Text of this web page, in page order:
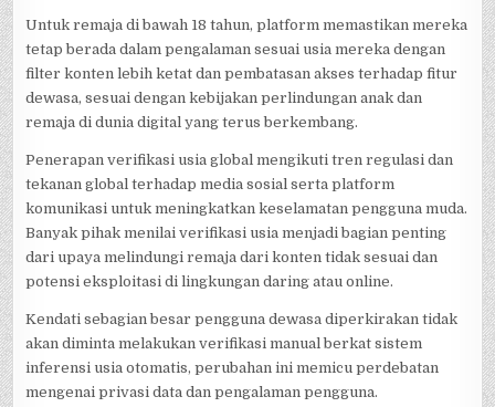
Untuk remaja di bawah 18 tahun, platform memastikan mereka
tetap berada dalam pengalaman sesuai usia mereka dengan
filter konten lebih ketat dan pembatasan akses terhadap fitur
dewasa, sesuai dengan kebijakan perlindungan anak dan
remaja di dunia digital yang terus berkembang.
Penerapan verifikasi usia global mengikuti tren regulasi dan
tekanan global terhadap media sosial serta platform
komunikasi untuk meningkatkan keselamatan pengguna muda.
Banyak pihak menilai verifikasi usia menjadi bagian penting
dari upaya melindungi remaja dari konten tidak sesuai dan
potensi eksploitasi di lingkungan daring atau online.
Kendati sebagian besar pengguna dewasa diperkirakan tidak
akan diminta melakukan verifikasi manual berkat sistem
inferensi usia otomatis, perubahan ini memicu perdebatan
mengenai privasi data dan pengalaman pengguna.